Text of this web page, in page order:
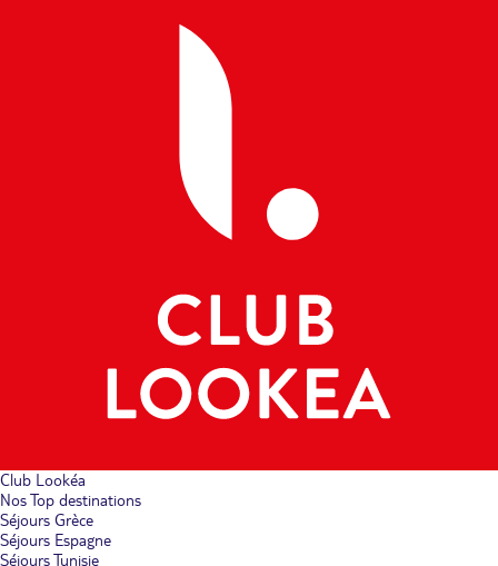
Club Lookéa
Nos Top destinations
Séjours Grèce
Séjours Espagne
Séjours Tunisie